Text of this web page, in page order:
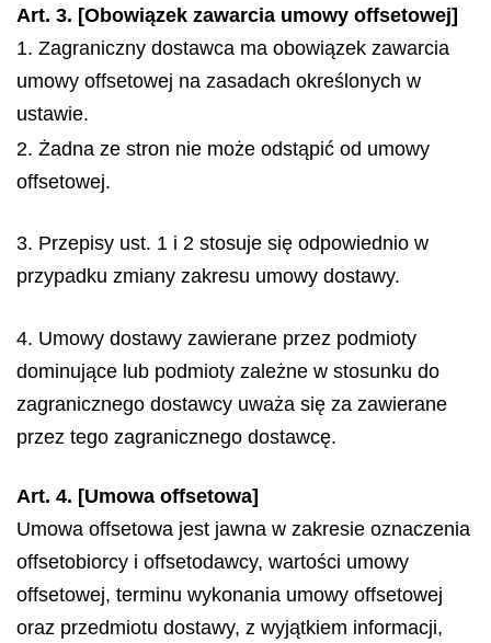
Art. 3. [Obowiązek zawarcia umowy offsetowej]
1. Zagraniczny dostawca ma obowiązek zawarcia
umowy offsetowej na zasadach określonych w
ustawie.
2. Żadna ze stron nie może odstąpić od umowy
offsetowej.
3. Przepisy ust. 1 i 2 stosuje się odpowiednio w
przypadku zmiany zakresu umowy dostawy.
4. Umowy dostawy zawierane przez podmioty
dominujące lub podmioty zależne w stosunku do
zagranicznego dostawcy uważa się za zawierane
przez tego zagranicznego dostawcę.
Art. 4. [Umowa offsetowa]
Umowa offsetowa jest jawna w zakresie oznaczenia
offsetobiorcy i offsetodawcy, wartości umowy
offsetowej, terminu wykonania umowy offsetowej
oraz przedmiotu dostawy, z wyjątkiem informacji,